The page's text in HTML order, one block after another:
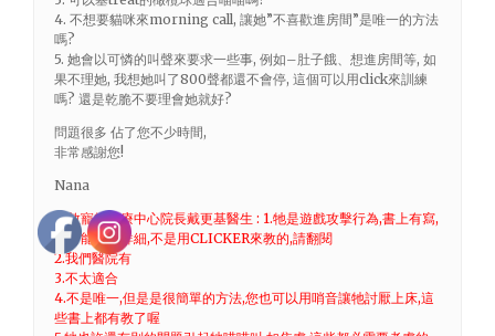
4. 不想要貓咪來morning call, 讓她”不喜歡進房間”是唯一的方法
嗎?
5. 她會以可憐的叫聲來要求一些事, 例如–肚子餓、想進房間等, 如
果不理她, 我想她叫了800聲都還不會停, 這個可以用click來訓練
嗎? 還是乾脆不要理會她就好?
問題很多 佔了您不少時間,
非常感謝您!
Nana
大敦寵物醫療中心院長戴更基醫生 : 1.牠是遊戲攻擊行為,書上有寫,
您可能沒讀詳細,不是用CLICKER來教的,請翻閱
2.我們醫院有
3.不太適合
4.不是唯一,但是是很簡單的方法,您也可以用哨音讓牠討厭上床,這
些書上都有教了喔